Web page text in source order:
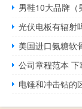
男鞋10大品牌（
光伏电板有辐射
美国进口氨糖软
公司章程范本 下
电锤和冲击钻的